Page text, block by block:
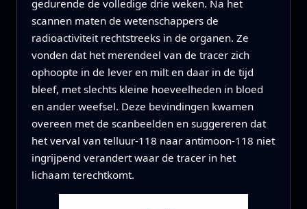
gedurende de volledige drie weken. Na het
scannen maten de wetenschappers de
radioactiviteit rechtstreeks in de organen. Ze
vonden dat het merendeel van de tracer zich
ophoopte in de lever en milt en daar in de tijd
bleef, met slechts kleine hoeveelheden in bloed
en ander weefsel. Deze bevindingen kwamen
overeen met de scanbeelden en suggereren dat
het verval van telluur-118 naar antimoon-118 niet
ingrijpend verandert waar de tracer in het
lichaam terechtkomt.